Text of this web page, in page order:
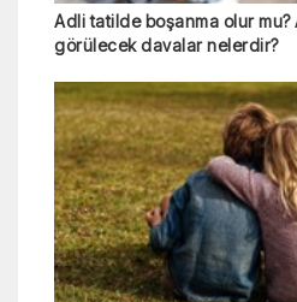
Adli tatilde boşanma olur
görülecek davalar nelerdir?